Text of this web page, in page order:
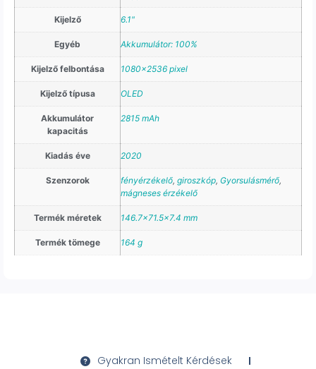
Kijelző 6.1"
Egyéb Akkumulátor: 100%
Kijelző felbontása 1080×2536 pixel
Kijelző típusa OLED
Akkumulátor
kapacitás
2815 mAh
Kiadás éve 2020
Szenzorok fényérzékelő, giroszkóp, Gyorsulásmérő,
mágneses érzékelő
Termék méretek 146.7×71.5×7.4 mm
Termék tömege 164 g
Gyakran Ismételt Kérdések